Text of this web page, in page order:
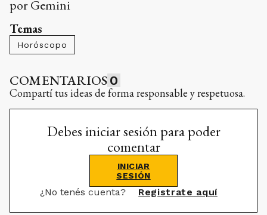
por Gemini
Temas
Horóscopo
COMENTARIOS 0
Compartí tus ideas de forma responsable y respetuosa.
Debes iniciar sesión para poder
comentar
INICIAR
SESIÓN
¿No tenés cuenta? Registrate aquí